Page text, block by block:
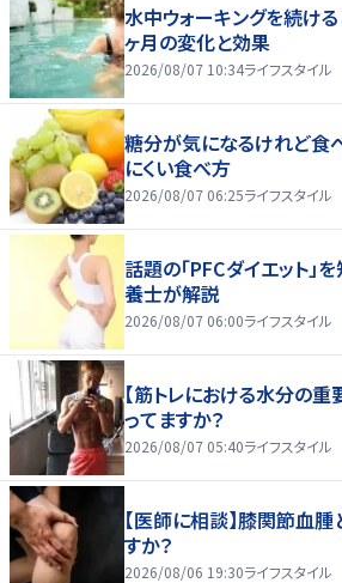
水中ウォーキングを続け
ヶ月の変化と効果
2026/08/07 10:34ライフスタイル
糖分が気になるけれど食
にくい食べ方
2026/08/07 06:25ライフスタイル
話題の「PFCダイエット」
養士が解説
2026/08/07 06:00ライフスタイル
【筋トレにおける水分の重
ってますか？
2026/08/07 05:40ライフスタイル
【医師に相談】膝関節血
すか？
2026/08/06 19:30ライフスタイル